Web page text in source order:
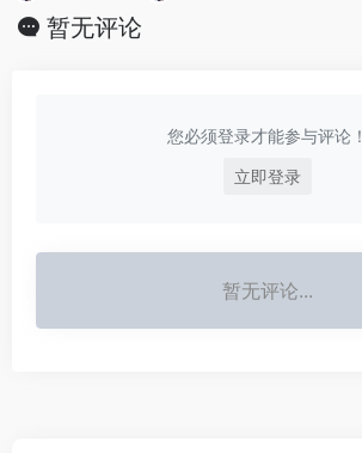
离世暂无评论
您必须登录才能参与评论！
立即登录
暂无评论...